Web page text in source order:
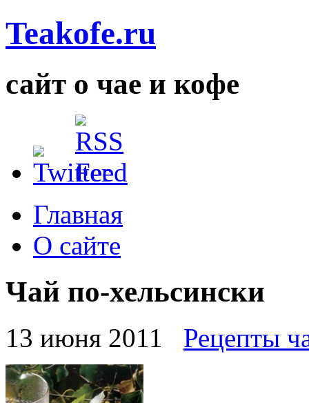
Teakofe.ru
сайт о чае и кофе
Главная
О сайте
Чай по-хельсински
13 июня 2011 Рецепты